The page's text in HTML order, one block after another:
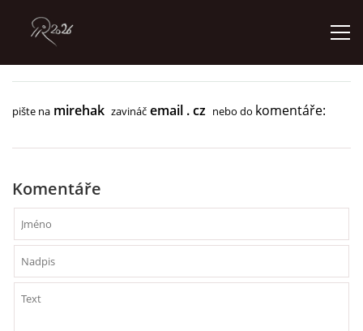
GALERIE
KONTAKT
© 2026 eStránky.cz
pište na mirehak zavináč email . cz nebo do komentáře:
Komentáře